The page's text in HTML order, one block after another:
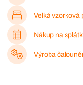
Velká vzorková
Nákup na
Výroba